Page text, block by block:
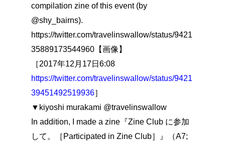
compilation zine of this event (by
@shy_bairns).
https://twitter.com/travelinswallow/status/9421
35889173544960【画像】
［2017年12月17日6:08
https://twitter.com/travelinswallow/status/9421
39451492519936］
▼kiyoshi murakami @travelinswallow
In addition, I made a zine『Zine Club に参加
して。［Participated in Zine Club］』（A7;